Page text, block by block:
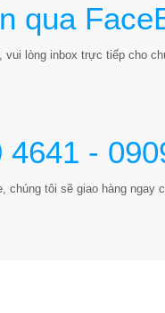
qua
vui lòng inbox trực tiếp cho
4641 -
chúng tôi sẽ giao hàng ngay